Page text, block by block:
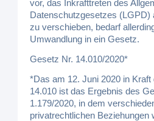
vor, das Inkrafttreten des
Datenschutzgesetzes (LGPD)
zu verschieben, bedarf
Umwandlung in ein Gesetz.
Gesetz Nr. 14.010/2020*
*Das am 12. Juni 2020 in
14.010 ist das Ergebnis des
1.179/2020, in dem
privatrechtlichen Beziehungen